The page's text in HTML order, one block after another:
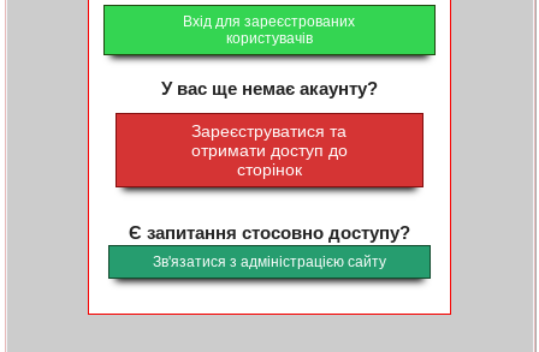
Вхід для зареєстрованих
користувачів
У вас ще немає акаунту?
Зареєструватися та
отримати доступ до
сторінок
Є запитання стосовно доступу?
Зв'язатися з адміністрацією сайту